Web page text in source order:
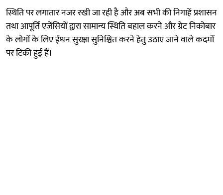
स्थिति पर लगातार नजर रखी जा रही है और अब सभी की निगाहें प्रशासन
तथा आपूर्ति एजेंसियों द्वारा सामान्य स्थिति बहाल करने और ग्रेट निकोबार
के लोगों के लिए ईंधन सुरक्षा सुनिश्चित करने हेतु उठाए जाने वाले कदमों
पर टिकी हुई हैं।